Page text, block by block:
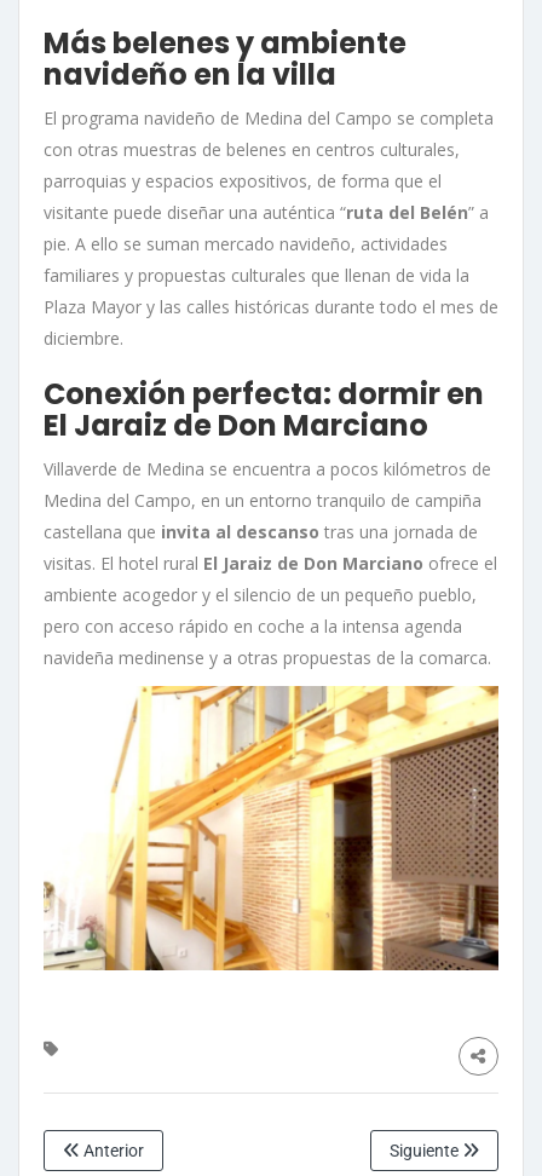
Más belenes y ambiente
navideño en la villa
El programa navideño de Medina del Campo se completa
con otras muestras de belenes en centros culturales,
parroquias y espacios expositivos, de forma que el
visitante puede diseñar una auténtica “ruta del Belén” a
pie. A ello se suman mercado navideño, actividades
familiares y propuestas culturales que llenan de vida la
Plaza Mayor y las calles históricas durante todo el mes de
diciembre.
Conexión perfecta: dormir en
El Jaraiz de Don Marciano
Villaverde de Medina se encuentra a pocos kilómetros de
Medina del Campo, en un entorno tranquilo de campiña
castellana que invita al descanso tras una jornada de
visitas. El hotel rural El Jaraiz de Don Marciano ofrece el
ambiente acogedor y el silencio de un pequeño pueblo,
pero con acceso rápido en coche a la intensa agenda
navideña medinense y a otras propuestas de la comarca.
Anterior Siguiente